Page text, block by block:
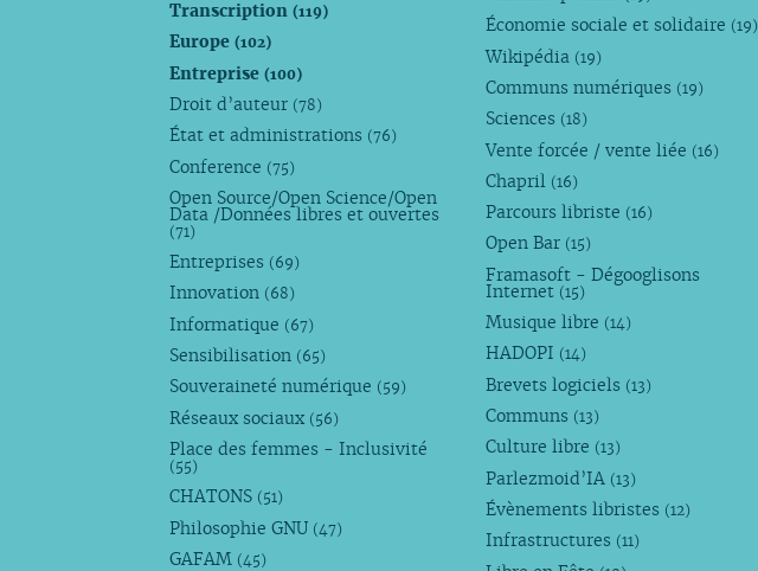
Transcription(119)
Europe(102)
Entreprise(100)
Droit d’auteur (78)
État et administrations (76)
Conference (75)
Open Source/Open Science/Open
Data /Données libres et ouvertes
(71)
Entreprises (69)
Innovation (68)
Informatique (67)
Sensibilisation (65)
Souveraineté numérique (59)
Réseaux sociaux (56)
Place des femmes - Inclusivité
(55)
CHATONS (51)
Philosophie GNU (47)
GAFAM (45)
Économie sociale et solidaire (19)
Wikipédia (19)
Communs numériques (19)
Sciences (18)
Vente forcée / vente liée (16)
Chapril (16)
Parcours libriste (16)
Open Bar (15)
Framasoft - Dégooglisons
Internet (15)
Musique libre (14)
HADOPI (14)
Brevets logiciels (13)
Communs (13)
Culture libre (13)
Parlezmoid’IA (13)
Évènements libristes (12)
Infrastructures (11)